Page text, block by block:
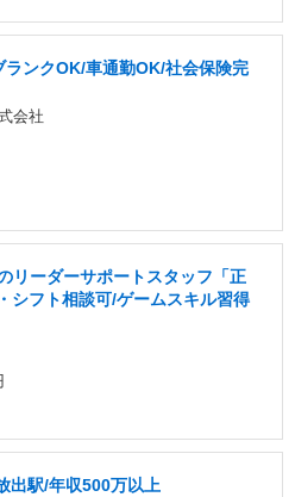
ンクOK/車通勤OK/社会保険完
会社
リーダーサポートスタッフ「正
シフト相談可/ゲームスキル習得
出駅/年収500万以上